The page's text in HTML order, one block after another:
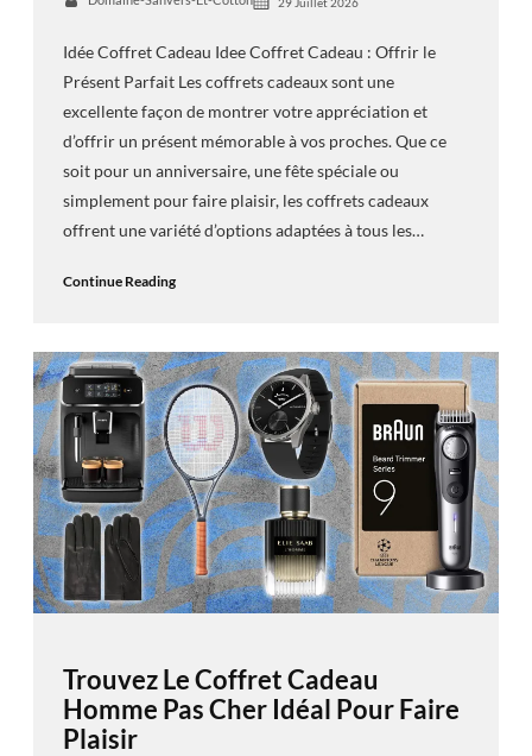
Idée Coffret Cadeau Idee Coffret Cadeau : Offrir le
Présent Parfait Les coffrets cadeaux sont une
excellente façon de montrer votre appréciation et
d’offrir un présent mémorable à vos proches. Que ce
soit pour un anniversaire, une fête spéciale ou
simplement pour faire plaisir, les coffrets cadeaux
offrent une variété d’options adaptées à tous les…
Continue Reading
Trouvez Le Coffret Cadeau
Homme Pas Cher Idéal Pour Faire
Plaisir